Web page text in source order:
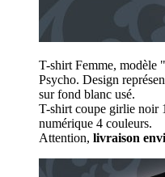
T-shirt Femme, modèle
Psycho. Design
sur fond blanc usé.
T-shirt coupe girlie noir
numérique 4 couleurs.
Attention, livraison